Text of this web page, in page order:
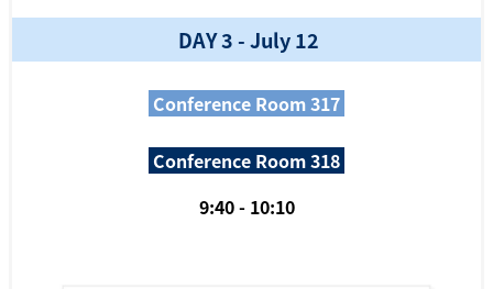
DAY 3 - July 12
Conference Room 317
Conference Room 318
9:40 - 10:10